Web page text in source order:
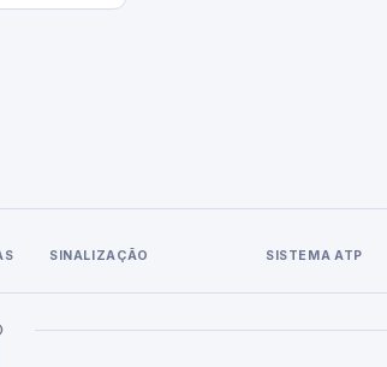
SINALIZAÇÃO SISTEMA ATP